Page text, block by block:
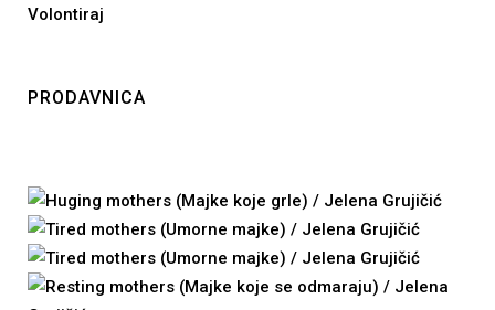
Volontiraj
PRODAVNICA